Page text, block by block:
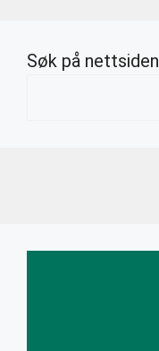
Søk på nettsiden